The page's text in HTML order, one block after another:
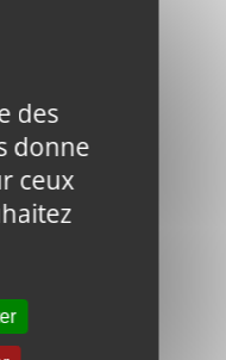
des
donne
ceux